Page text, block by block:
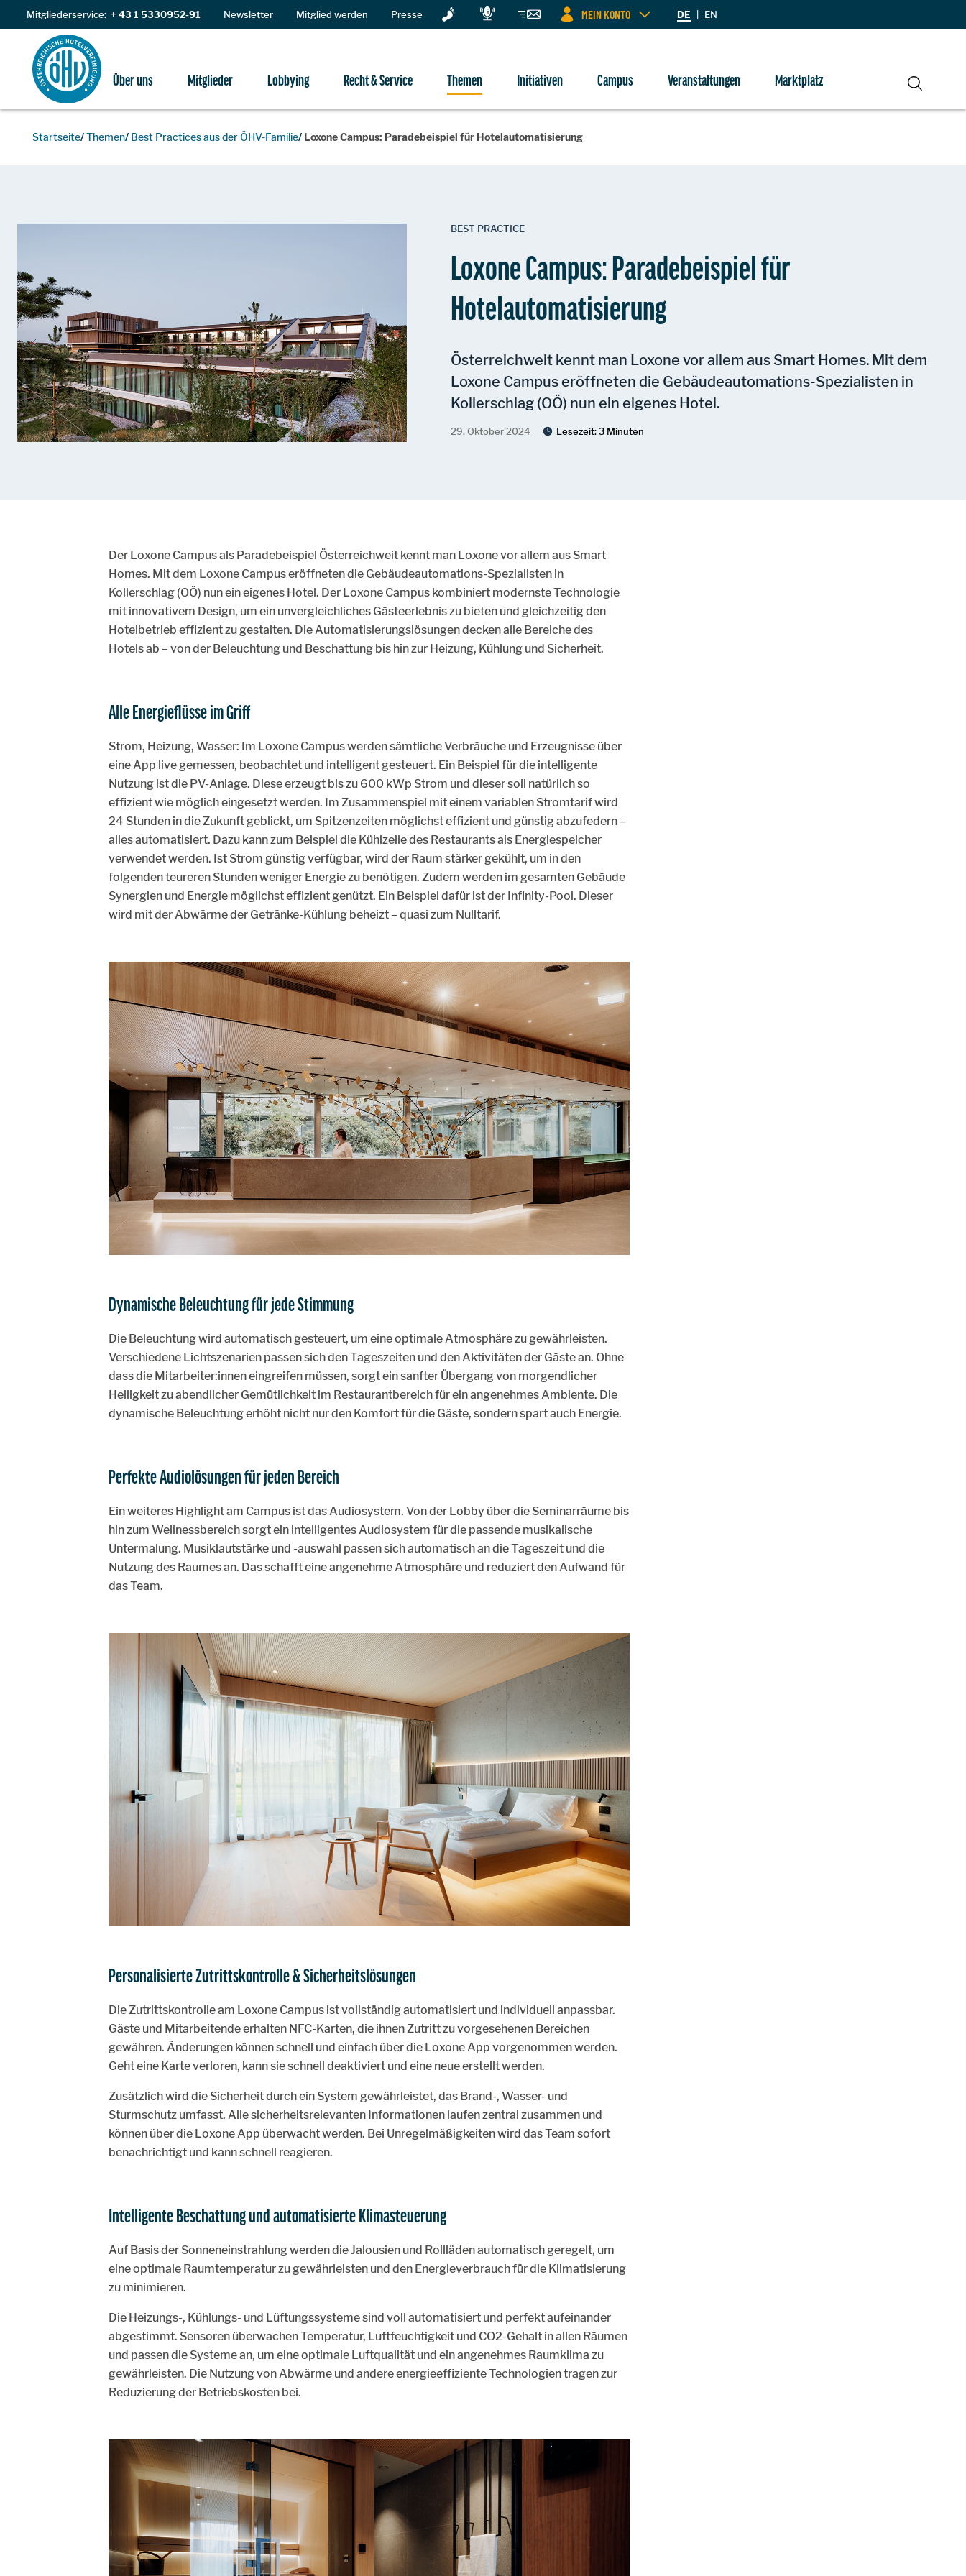
Zum Inhalt
Mitgliederservice: + 43 1 5330952-91 Newsletter Mitglied werden Presse MEIN KONTO DE | EN
Über uns Mitglieder Lobbying Recht & Service Themen Initiativen Campus Veranstaltungen
Marktplatz
Suche
Startseite Themen Best Practices aus der ÖHV-Familie Loxone Campus: Paradebeispiel für Hotelautomatisierung
BEST PRACTICE
Loxone Campus: Paradebeispiel für
Hotelautomatisierung
Österreichweit kennt man Loxone vor allem aus Smart Homes. Mit dem
Loxone Campus eröffneten die Gebäudeautomations-Spezialisten in
Kollerschlag (OÖ) nun ein eigenes Hotel.
29. Oktober 2024 Lesezeit:3 Minuten
Der Loxone Campus als Paradebeispiel Österreichweit kennt man Loxone vor allem aus Smart
Homes. Mit dem Loxone Campus eröffneten die Gebäudeautomations-Spezialisten in
Kollerschlag (OÖ) nun ein eigenes Hotel. Der Loxone Campus kombiniert modernste Technologie
mit innovativem Design, um ein unvergleichliches Gästeerlebnis zu bieten und gleichzeitig den
Hotelbetrieb effizient zu gestalten. Die Automatisierungslösungen decken alle Bereiche des
Hotels ab – von der Beleuchtung und Beschattung bis hin zur Heizung, Kühlung und Sicherheit.
Alle Energieflüsse im Griff
Strom, Heizung, Wasser: Im Loxone Campus werden sämtliche Verbräuche und Erzeugnisse über
eine App live gemessen, beobachtet und intelligent gesteuert. Ein Beispiel für die intelligente
Nutzung ist die PV-Anlage. Diese erzeugt bis zu 600 kWp Strom und dieser soll natürlich so
effizient wie möglich eingesetzt werden. Im Zusammenspiel mit einem variablen Stromtarif wird
24 Stunden in die Zukunft geblickt, um Spitzenzeiten möglichst effizient und günstig abzufedern –
alles automatisiert. Dazu kann zum Beispiel die Kühlzelle des Restaurants als Energiespeicher
verwendet werden. Ist Strom günstig verfügbar, wird der Raum stärker gekühlt, um in den
folgenden teureren Stunden weniger Energie zu benötigen. Zudem werden im gesamten Gebäude
Synergien und Energie möglichst effizient genützt. Ein Beispiel dafür ist der Infinity-Pool. Dieser
wird mit der Abwärme der Getränke-Kühlung beheizt – quasi zum Nulltarif.
Dynamische Beleuchtung für jede Stimmung
Die Beleuchtung wird automatisch gesteuert, um eine optimale Atmosphäre zu gewährleisten.
Verschiedene Lichtszenarien passen sich den Tageszeiten und den Aktivitäten der Gäste an. Ohne
dass die Mitarbeiter:innen eingreifen müssen, sorgt ein sanfter Übergang von morgendlicher
Helligkeit zu abendlicher Gemütlichkeit im Restaurantbereich für ein angenehmes Ambiente. Die
dynamische Beleuchtung erhöht nicht nur den Komfort für die Gäste, sondern spart auch Energie.
Perfekte Audiolösungen für jeden Bereich
Ein weiteres Highlight am Campus ist das Audiosystem. Von der Lobby über die Seminarräume bis
hin zum Wellnessbereich sorgt ein intelligentes Audiosystem für die passende musikalische
Untermalung. Musiklautstärke und -auswahl passen sich automatisch an die Tageszeit und die
Nutzung des Raumes an. Das schafft eine angenehme Atmosphäre und reduziert den Aufwand für
das Team.
Personalisierte Zutrittskontrolle & Sicherheitslösungen
Die Zutrittskontrolle am Loxone Campus ist vollständig automatisiert und individuell anpassbar.
Gäste und Mitarbeitende erhalten NFC-Karten, die ihnen Zutritt zu vorgesehenen Bereichen
gewähren. Änderungen können schnell und einfach über die Loxone App vorgenommen werden.
Geht eine Karte verloren, kann sie schnell deaktiviert und eine neue erstellt werden.
Zusätzlich wird die Sicherheit durch ein System gewährleistet, das Brand-, Wasser- und
Sturmschutz umfasst. Alle sicherheitsrelevanten Informationen laufen zentral zusammen und
können über die Loxone App überwacht werden. Bei Unregelmäßigkeiten wird das Team sofort
benachrichtigt und kann schnell reagieren.
Intelligente Beschattung und automatisierte Klimasteuerung
Auf Basis der Sonneneinstrahlung werden die Jalousien und Rollläden automatisch geregelt, um
eine optimale Raumtemperatur zu gewährleisten und den Energieverbrauch für die Klimatisierung
zu minimieren.
Die Heizungs-, Kühlungs- und Lüftungssysteme sind voll automatisiert und perfekt aufeinander
abgestimmt. Sensoren überwachen Temperatur, Luftfeuchtigkeit und CO2-Gehalt in allen Räumen
und passen die Systeme an, um eine optimale Luftqualität und ein angenehmes Raumklima zu
gewährleisten. Die Nutzung von Abwärme und andere energieeffiziente Technologien tragen zur
Reduzierung der Betriebskosten bei.